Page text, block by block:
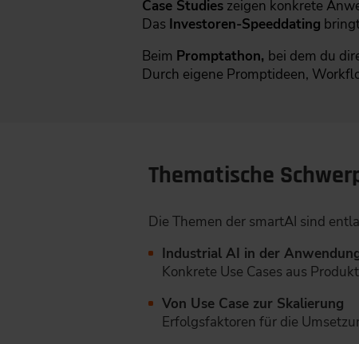
Case Studies zeigen konkrete
Das Investoren-Speeddating
Beim Promptathon, bei dem du
Durch eigene Promptideen,
Thematische
Die Themen der smartAI sind
Industrial AI in der
Konkrete Use Cases aus
Von Use Case zur Skalierung
Erfolgsfaktoren für die